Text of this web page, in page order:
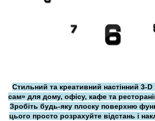
Стильний та креативний настінний 3-
сам» для дому, офісу, кафе та
Зробіть будь-яку плоску поверхню
цього просто розрахуйте відстань і